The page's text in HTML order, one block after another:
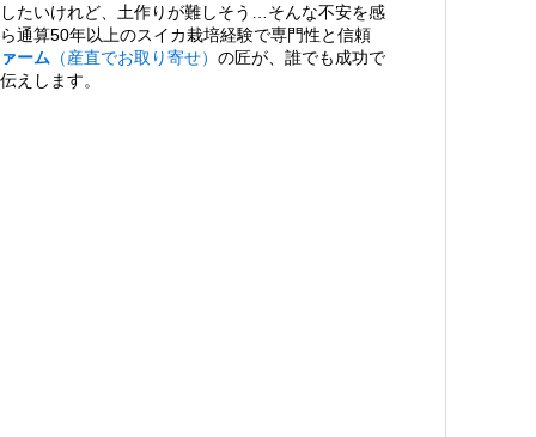
たいけれど、土作りが難しそう…そんな不安を感
通算50年以上のスイカ栽培経験で専門性と信頼
ーム （産直でお取り寄せ） の匠が、誰でも成功で
えします。